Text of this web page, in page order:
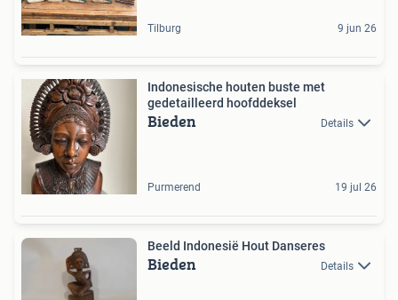
Tilburg 9 jun 26
Indonesische houten buste met
gedetailleerd hoofddeksel
Bieden Details
Purmerend 19 jul 26
Beeld Indonesië Hout Danseres
Bieden Details